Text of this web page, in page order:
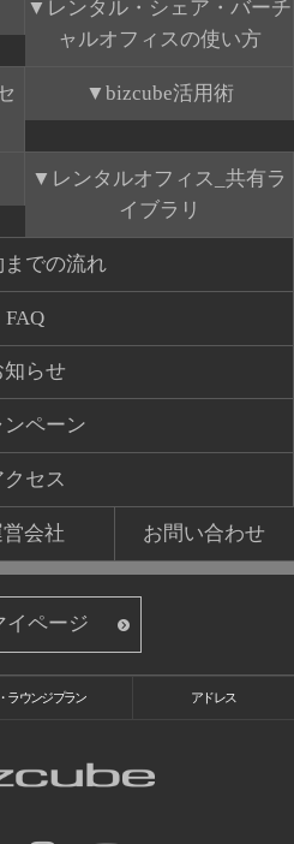
レンタル・シェア・バーチ
ャルオフィスの使い方
bizcube活用術
レンタルオフィス_共有ラ
イブラリ
までの流れ
FAQ
知らせ
ンペーン
クセス
会社 お問い合わせ
イページ
ラウンジプラン アドレス